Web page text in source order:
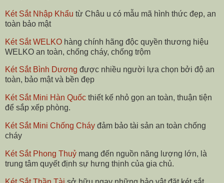
Két Sắt Nhập Khẩu từ Châu u có mẫu mã hình thức đẹp, an
toàn bảo mật
Két Sắt WELKO hàng chính hãng độc quyền thương hiệu
WELKO an toàn, chống cháy, chống trộm
Két Sắt Bình Dương được nhiều người lựa chọn bởi độ an
toàn, bảo mật và bền đẹp
Két Sắt Mini Hàn Quốc thiết kế nhỏ gọn an toàn, thuận tiện
để sắp xếp phòng.
Két Sắt Mini Chống Cháy đảm bảo tài sản an toàn chống
cháy
Két Sắt Phong Thuỷ mang đến nguồn năng lượng lớn, là
trung tâm quyết định sự hưng thịnh của gia chủ.